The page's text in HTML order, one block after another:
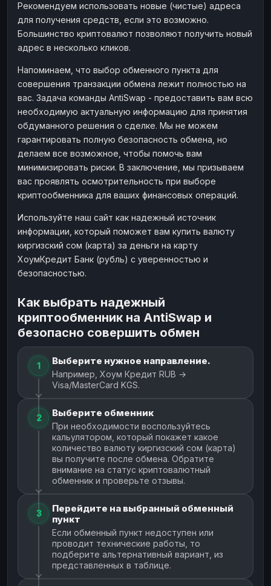
Рекомендуем использовать новые (чистые) адреса
для получения средств, если это возможно.
Большинство криптовалют позволяют получить новый
адрес в несколько кликов.
Напоминаем, что выбор обменного пункта для
совершения транзакции обмена лежит полностью на
вас. Задача команды AntiSwap - предоставить вам всю
необходимую актуальную информацию для принятия
обдуманного решения о сделке. Мы не можем
гарантировать полную безопасность обмена, но
делаем все возможное, чтобы помочь вам
минимизировать риски. В заключение, мы призываем
вас проявлять осмотрительность при выборе
криптообменника для ваших финансовых операций.
Используйте наш сайт как надежный источник
информации, который поможет вам купить валюту
киргизский сом (карта) за деньги на карту
ХоумКредит Банк (рубль) с уверенностью и
безопасностью.
Как выбрать надежный
криптообменник на AntiSwap и
безопасно совершить обмен
1 Выберите нужное направление.
Например, Хоум Кредит RUB →
Visa/MasterCard KGS.
2 Выберите обменник
При необходимости воспользуйтесь
кальулятором, который покажет какое
количество валюту киргизский сом (карта)
вы получите после обмена. Обратите
внимание на статус криптовалютный
обменник и проверьте отзывы.
3
Перейдите на выбранный обменный
пункт
Если обменный пункт недоступен или
проводит технические работы, то
подберите альтернативный вариант, из
представленных в таблице.